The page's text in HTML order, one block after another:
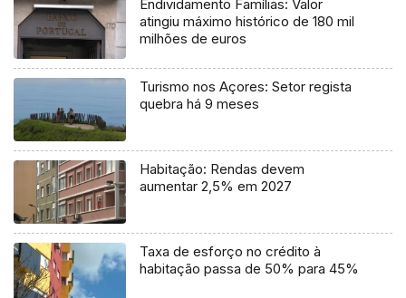
Endividamento Famílias: Valor
atingiu máximo histórico de 180 mil
milhões de euros
Turismo nos Açores: Setor regista
quebra há 9 meses
Habitação: Rendas devem
aumentar 2,5% em 2027
Taxa de esforço no crédito à
habitação passa de 50% para 45%